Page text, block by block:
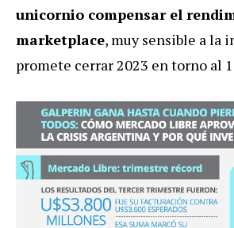
unicornio compensar el
marketplace, muy sensible a la
promete cerrar 2023 en torno al